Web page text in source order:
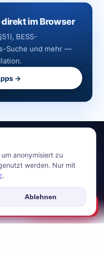
im Browser
BESS-
Suche und mehr —
→
Holger Roswandowicz
· hr@stromfee.ai
Kontakt
prüfen →
um anonymisiert zu
werden. Nur mit
.
Ablehnen
☎